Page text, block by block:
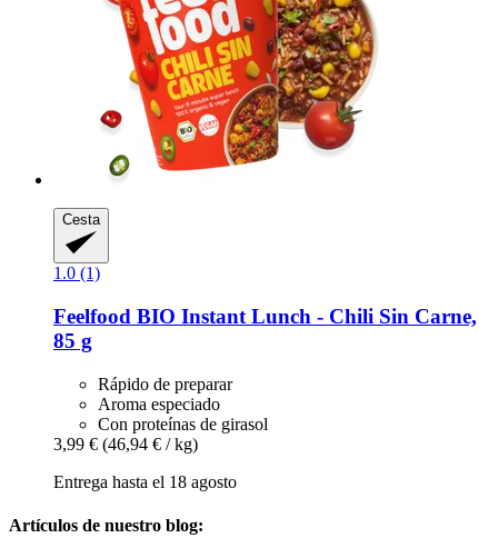
Cesta
1.0 (1)
Feelfood BIO Instant Lunch -​ Chili Sin Carne,
85 g
Rápido de preparar
Aroma especiado
Con proteínas de girasol
3,99 € (46,94 € / kg)
Entrega hasta el 18 agosto
Artículos de nuestro blog: